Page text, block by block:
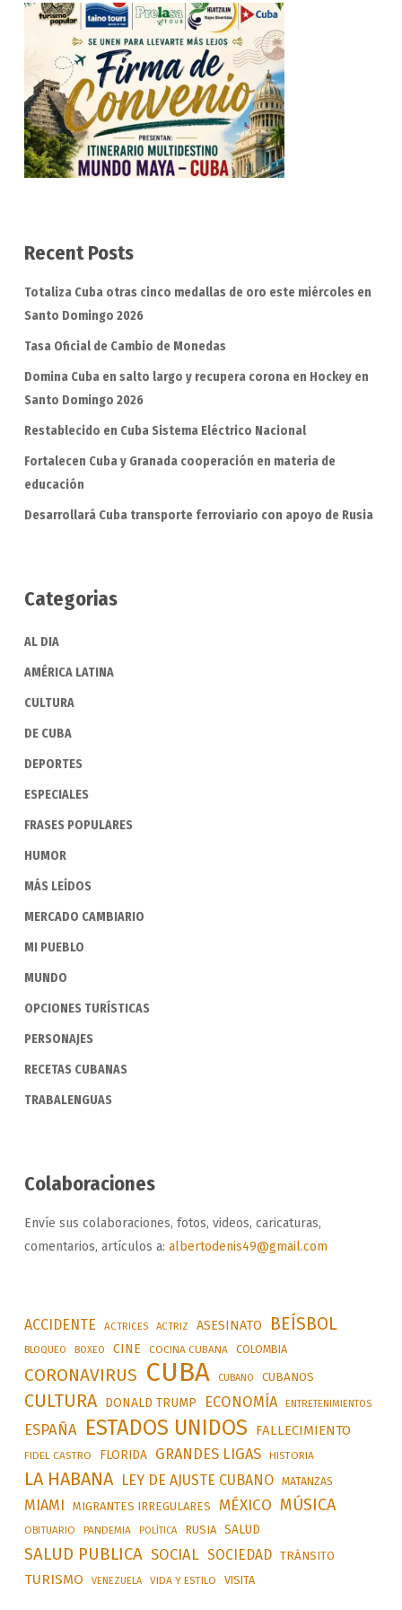
Recent Posts
Totaliza Cuba otras cinco medallas de oro este miércoles en
Santo Domingo 2026
Tasa Oficial de Cambio de Monedas
Domina Cuba en salto largo y recupera corona en Hockey en
Santo Domingo 2026
Restablecido en Cuba Sistema Eléctrico Nacional
Fortalecen Cuba y Granada cooperación en materia de
educación
Desarrollará Cuba transporte ferroviario con apoyo de Rusia
Categorias
AL DIA
AMÉRICA LATINA
CULTURA
DE CUBA
DEPORTES
ESPECIALES
FRASES POPULARES
HUMOR
MÁS LEÍDOS
MERCADO CAMBIARIO
MI PUEBLO
MUNDO
OPCIONES TURÍSTICAS
PERSONAJES
RECETAS CUBANAS
TRABALENGUAS
Colaboraciones
Envíe sus colaboraciones, fotos, videos, caricaturas,
comentarios, artículos a: albertodenis49@gmail.com
ACCIDENTE ACTRICES ACTRIZ ASESINATO BEÍSBOL
BLOQUEO BOXEO CINE COCINA CUBANA COLOMBIA
CORONAVIRUS CUBA CUBANO CUBANOS
CULTURA DONALD TRUMP ECONOMÍA ENTRETENIMIENTOS
ESPAÑA ESTADOS UNIDOS FALLECIMIENTO
FIDEL CASTRO FLORIDA GRANDES LIGAS HISTORIA
LA HABANA LEY DE AJUSTE CUBANO MATANZAS
MIAMI MIGRANTES IRREGULARES MÉXICO MÚSICA
OBITUARIO PANDEMIA POLÍTICA RUSIA SALUD
SALUD PUBLICA SOCIAL SOCIEDAD TRÁNSITO
TURISMO VENEZUELA VIDA Y ESTILO VISITA